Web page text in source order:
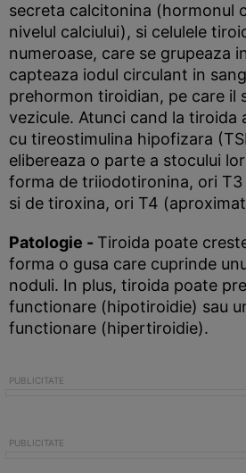
secreta calcitonina (hormonul
nivelul calciului), si celulele
numeroase, care se grupeaza
capteaza iodul circulant in
prehormon tiroidian, pe care il
vezicule. Atunci cand la tiroida
cu tireostimulina hipofizara
elibereaza o parte a stocului
forma de triiodotironina, ori
si de tiroxina, ori T4
Patologie - Tiroida poate
forma o gusa care cuprinde
noduli. In plus, tiroida poate
functionare (hipotiroidie) sau
functionare (hipertiroidie).